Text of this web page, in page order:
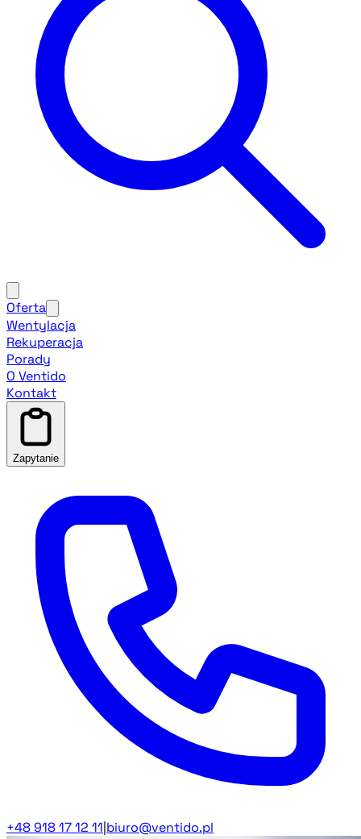
Oferta
Wentylacja
Rekuperacja
Porady
O Ventido
Kontakt
Zapytanie
+48 918 17 12 11 biuro@ventido.pl